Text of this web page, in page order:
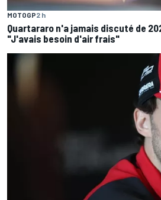
MOTOGP2 h
Quartararo n'a jamais discuté de
"J'avais besoin d'air frais"